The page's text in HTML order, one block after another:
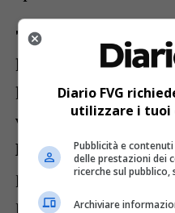
TORNEO DI TIRO
hai voglia di
lanciarla, per chi ha
vuole crearla, questa
Non ci sono limiti
persone, non
pregresse. Le
Diario FVG
utilizzare i tuoi
Pubblicità e
delle prestazioni dei
ricerche sul pubblico,
Archiviare